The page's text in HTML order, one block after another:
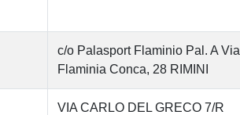
c/o Palasport Flaminio Pal. A Via
Flaminia Conca, 28 RIMINI
VIA CARLO DEL GRECO 7/R